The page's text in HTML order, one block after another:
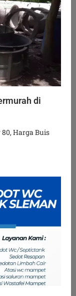
di
Harga Buis